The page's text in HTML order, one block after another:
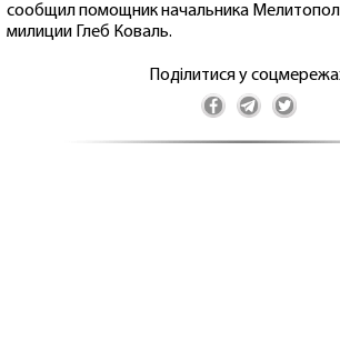
сообщил помощник начальника
милиции Глеб Коваль.
Поділитися у